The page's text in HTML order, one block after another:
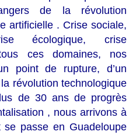
de la révolution
artificielle . Crise sociale,
écologique, crise
ces domaines, nos
point de rupture, d’un
révolution technologique
de 30 ans de progrès
, nous arrivons à
se passe en Guadeloupe